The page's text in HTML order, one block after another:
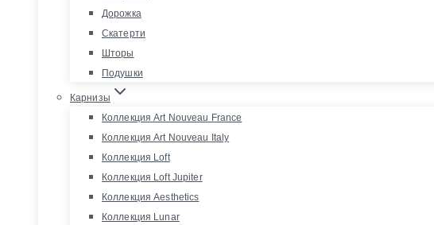
Дорожка
Скатерти
Шторы
Подушки
Карнизы
Коллекция Art Nouveau France
Коллекция Art Nouveau Italy
Коллекция Loft
Коллекция Loft Jupiter
Коллекция Aesthetics
Коллекция Lunar